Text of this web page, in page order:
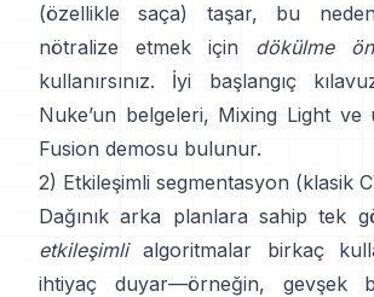
(özellikle saça) taşar, bu
nötralize etmek için dökülme
kullanırsınız. İyi başlangıç
Nuke’un belgeleri, Mixing Light ve
Fusion demosu bulunur.
2) Etkileşimli segmentasyon (klasik
Dağınık arka planlara sahip tek
etkileşimlialgoritmalar birkaç
ihtiyaç duyar—örneğin, gevşek